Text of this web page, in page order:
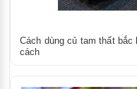
Cách dùng củ tam thất bắc
cách